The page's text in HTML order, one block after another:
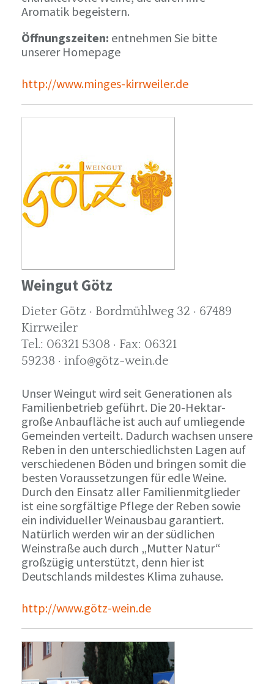
Aromatik begeistern.
Öffnungszeiten: entnehmen Sie bitte
unserer Homepage
http://www.minges-kirrweiler.de
Weingut Götz
Dieter Götz · Bordmühlweg 32 · 67489
Kirrweiler
Tel.: 06321 5308 · Fax: 06321
59238 · info@götz-wein.de
Unser Weingut wird seit Generationen als
Familienbetrieb geführt. Die 20-Hektar-
große Anbaufläche ist auch auf umliegende
Gemeinden verteilt. Dadurch wachsen unsere
Reben in den unterschiedlichsten Lagen auf
verschiedenen Böden und bringen somit die
besten Voraussetzungen für edle Weine.
Durch den Einsatz aller Familienmitglieder
ist eine sorgfältige Pflege der Reben sowie
ein individueller Weinausbau garantiert.
Natürlich werden wir an der südlichen
Weinstraße auch durch „Mutter Natur“
großzügig unterstützt, denn hier ist
Deutschlands mildestes Klima zuhause.
http://www.götz-wein.de